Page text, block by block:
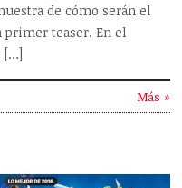
de cómo serán el
primer teaser. En el
[…]
Más »